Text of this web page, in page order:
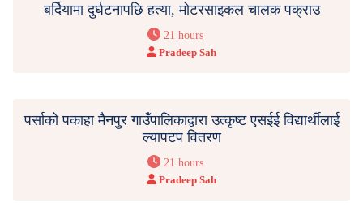
बर्दियामा दुर्घटनापछि हत्या, मोटरसाइकल चालक पक्राउ
21 hours
Pradeep Sah
पर्साको पकाहा मैनपुर गाउँपालिकाद्वारा उत्कृष्ट एसईई विद्यार्थीलाई
ल्यापटप वितरण
21 hours
Pradeep Sah